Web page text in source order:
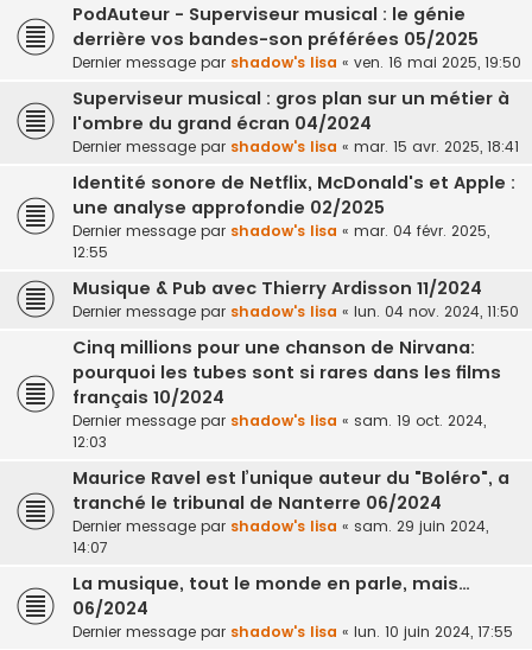
PodAuteur - Superviseur musical : le génie
derrière vos bandes-son préférées 05/2025
Dernier message par shadow's lisa « ven. 16 mai 2025, 19:50
Superviseur musical : gros plan sur un métier à
l'ombre du grand écran 04/2024
Dernier message par shadow's lisa « mar. 15 avr. 2025, 18:41
Identité sonore de Netflix, McDonald's et Apple :
une analyse approfondie 02/2025
Dernier message par shadow's lisa « mar. 04 févr. 2025,
12:55
Musique & Pub avec Thierry Ardisson 11/2024
Dernier message par shadow's lisa « lun. 04 nov. 2024, 11:50
Cinq millions pour une chanson de Nirvana:
pourquoi les tubes sont si rares dans les films
français 10/2024
Dernier message par shadow's lisa « sam. 19 oct. 2024,
12:03
Maurice Ravel est l’unique auteur du "Boléro", a
tranché le tribunal de Nanterre 06/2024
Dernier message par shadow's lisa « sam. 29 juin 2024,
14:07
La musique, tout le monde en parle, mais…
06/2024
Dernier message par shadow's lisa « lun. 10 juin 2024, 17:55